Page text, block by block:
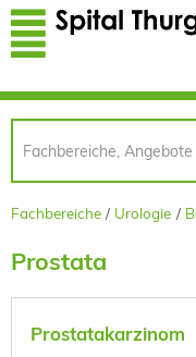
Direkt zum Inhalt
Fachbereiche Urologie
Prostata
Prostatakarzinom